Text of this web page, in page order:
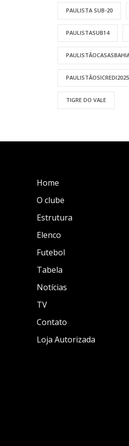
PAULISTA SUB-20
PAULISTASUB14
PAULISTÃOSICREDI2025
TIGRE DO VALE
Home
O clube
Estrutura
Elenco
Futebol
Tabela
Notícias
TV
Contato
Loja Autorizada